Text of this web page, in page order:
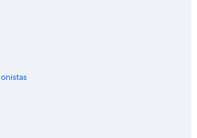
a Orlando (ORL)
de Chicago (CHI) a Orlando
a Orlando (ORL)